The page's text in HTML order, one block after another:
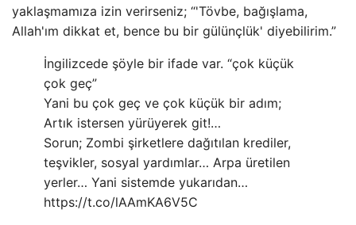
yaklaşmamıza izin verirseniz; “'Tövbe, bağışlama,
Allah'ım dikkat et, bence bu bir gülünçlük' diyebilirim.”
İngilizcede şöyle bir ifade var. “çok küçük
çok geç”
Yani bu çok geç ve çok küçük bir adım;
Artık istersen yürüyerek git!…
Sorun; Zombi şirketlere dağıtılan krediler,
teşvikler, sosyal yardımlar… Arpa üretilen
yerler… Yani sistemde yukarıdan…
https://t.co/lAAmKA6V5C